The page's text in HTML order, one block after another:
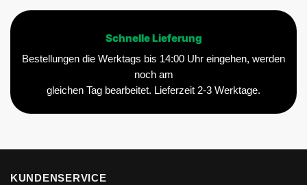
Schnelle Lieferung
Bestellungen die Werktags bis 14:00 Uhr eingehen, werden
noch am
gleichen Tag bearbeitet. Lieferzeit 2-3 Werktage.
KUNDENSERVICE